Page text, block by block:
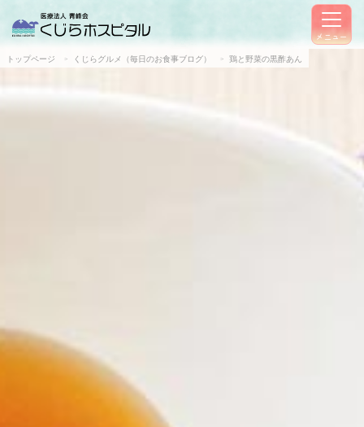
メニュー
トップページ くじらグルメ（毎日のお食事ブログ） 鶏と野菜の黒酢あん